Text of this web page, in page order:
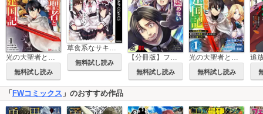
光の大聖者と魔導帝国建国記 ～『勇者選抜レース』勝利後の追放、そこから始まる伝説の国づくり～ コミック版
無料試し読み
無料試し読み
【分冊版】ファンタジーには馴染めない ～アラフォー男、ハードモード異世界に転移したけど結局無双～
無料試し読み
光の大聖者と魔導帝国建国記 ～『勇者選抜レース』勝利後の追放、そこから始まる伝説の国づくり～ コミック版（分冊版）
無料試し読み
「 FWコミックス 」のおすすめ作品